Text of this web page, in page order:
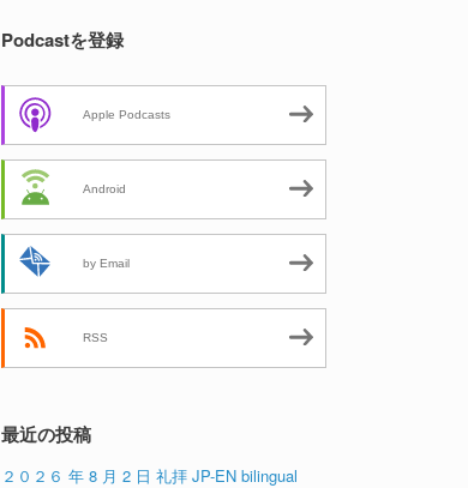
Podcastを登録
Apple Podcasts
Android
by Email
RSS
最近の投稿
２０２６ 年 8 月 2 日 礼拝 JP-EN bilingual